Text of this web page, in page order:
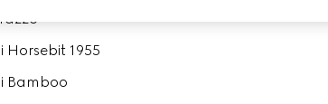
Horsebit 1955
Bamboo